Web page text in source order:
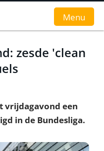
Menu
zesde 'clean
vrijdagavond een
in de Bundesliga.